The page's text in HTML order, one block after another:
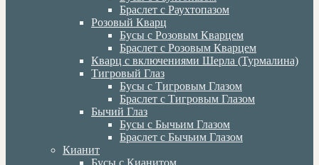
Браслет с Раухтопазом
Розовый Кварц
Бусы с Розовым Кварцем
Браслет с Розовым Кварцем
Кварц с включениями Шерла (Турмалина)
Тигровый Глаз
Бусы с Тигровым Глазом
Браслет с Тигровым Глазом
Бычий Глаз
Бусы с Бычьим Глазом
Браслет с Бычьим Глазом
Кианит
Бусы с Кианитом